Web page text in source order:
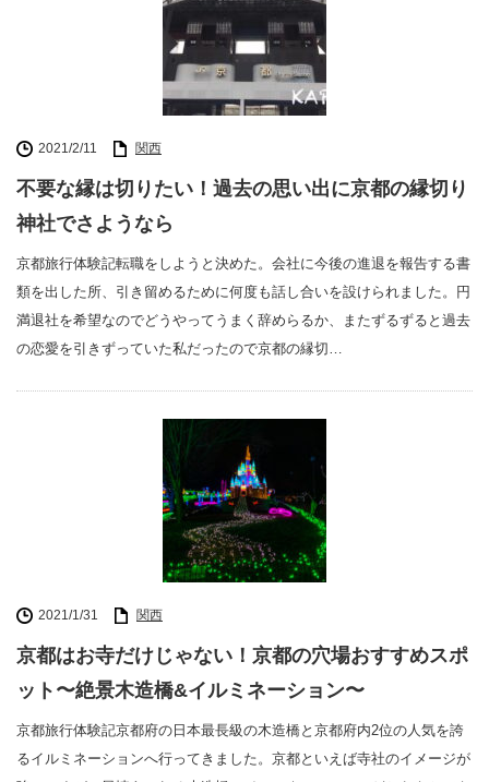
2021/2/11 関西
不要な縁は切りたい！過去の思い出に京都の縁切り
神社でさようなら
京都旅行体験記転職をしようと決めた。会社に今後の進退を報告する書
類を出した所、引き留めるために何度も話し合いを設けられました。円
満退社を希望なのでどうやってうまく辞めらるか、またずるずると過去
の恋愛を引きずっていた私だったので京都の縁切…
2021/1/31 関西
京都はお寺だけじゃない！京都の穴場おすすめスポ
ット〜絶景木造橋&イルミネーション〜
京都旅行体験記京都府の日本最長級の木造橋と京都府内2位の人気を誇
るイルミネーションへ行ってきました。京都といえば寺社のイメージが